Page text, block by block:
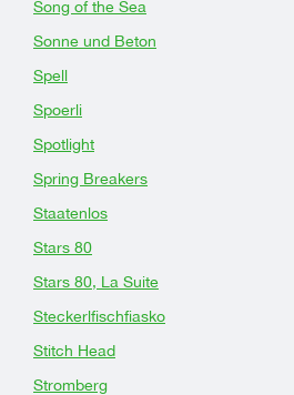
Song of the Sea
Sonne und Beton
Spell
Spoerli
Spotlight
Spring Breakers
Staatenlos
Stars 80
Stars 80, La Suite
Steckerlfischfiasko
Stitch Head
Stromberg